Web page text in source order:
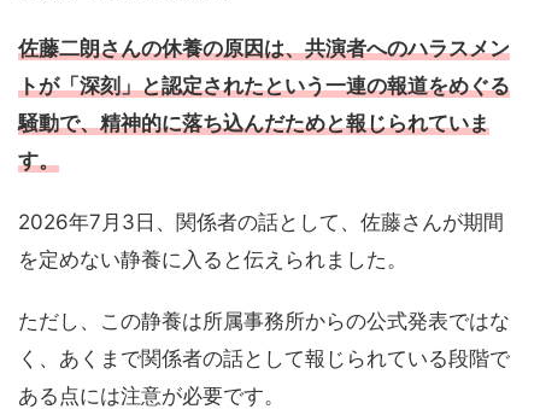
佐藤二朗さんの休養の原因は、共演者へのハラスメン
トが「深刻」と認定されたという一連の報道をめぐる
騒動で、精神的に落ち込んだためと報じられていま
す。
2026年7月3日、関係者の話として、佐藤さんが期間
を定めない静養に入ると伝えられました。
ただし、この静養は所属事務所からの公式発表ではな
く、あくまで関係者の話として報じられている段階で
ある点には注意が必要です。